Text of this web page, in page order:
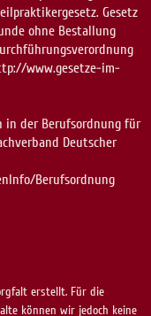
Gesetz
ohne Bestallung
www.gesetze-im-
in der Berufsordnung für
Deutscher
Berufsordnung
erstellt. Für die
können wir jedoch keine